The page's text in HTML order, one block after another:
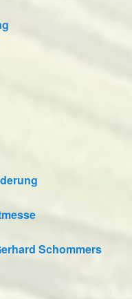
Schommers